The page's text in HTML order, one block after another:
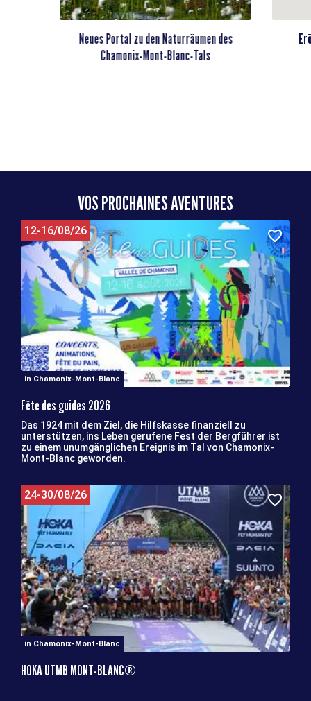
Neues Portal zu den Naturräumen des
Chamonix-Mont-Blanc-Tals
VOS PROCHAINES AVENTURES
12-16/08/26
in Chamonix-Mont-Blanc
Fête des guides 2026
Das 1924 mit dem Ziel, die Hilfskasse finanziell zu
unterstützen, ins Leben gerufene Fest der Bergführer ist
zu einem unumgänglichen Ereignis im Tal von Chamonix-
Mont-Blanc geworden.
24-30/08/26
in Chamonix-Mont-Blanc
HOKA UTMB MONT-BLANC®